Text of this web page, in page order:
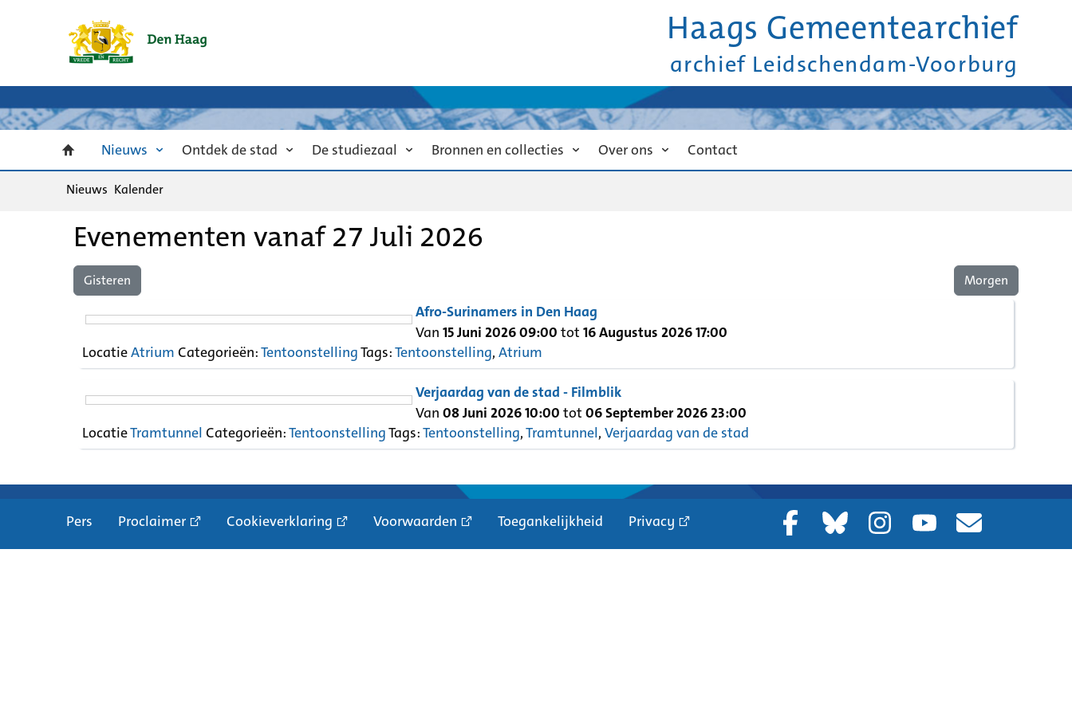
Haags Gemeentearchief
archief Leidschendam-Voorburg
Nieuws Ontdek de stad De studiezaal Bronnen en collecties Over ons Contact
Nieuws Kalender
Evenementen vanaf 27 Juli 2026
Gisteren Morgen
Afro-Surinamers in Den Haag
Van 15 Juni 2026 09:00 tot 16 Augustus 2026 17:00
LocatieAtrium Categorieën:TentoonstellingTags:Tentoonstelling, Atrium
Verjaardag van de stad - Filmblik
Van 08 Juni 2026 10:00 tot 06 September 2026 23:00
LocatieTramtunnel Categorieën:TentoonstellingTags:Tentoonstelling,Tramtunnel, Verjaardag van de stad
Pers Proclaimer Cookieverklaring Voorwaarden Toegankelijkheid Privacy